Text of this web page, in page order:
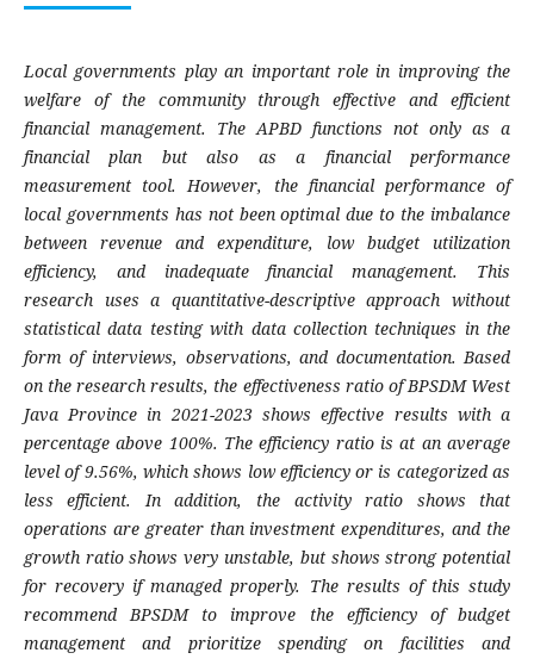
Local governments play an important role in improving the
welfare of the community through effective and efficient
financial management. The APBD functions not only as a
financial plan but also as a financial performance
measurement tool. However, the financial performance of
local governments has not been optimal due to the imbalance
between revenue and expenditure, low budget utilization
efficiency, and inadequate financial management. This
research uses a quantitative-descriptive approach without
statistical data testing with data collection techniques in the
form of interviews, observations, and documentation. Based
on the research results, the effectiveness ratio of BPSDM West
Java Province in 2021-2023 shows effective results with a
percentage above 100%. The efficiency ratio is at an average
level of 9.56%, which shows low efficiency or is categorized as
less efficient. In addition, the activity ratio shows that
operations are greater than investment expenditures, and the
growth ratio shows very unstable, but shows strong potential
for recovery if managed properly. The results of this study
recommend BPSDM to improve the efficiency of budget
management and prioritize spending on facilities and